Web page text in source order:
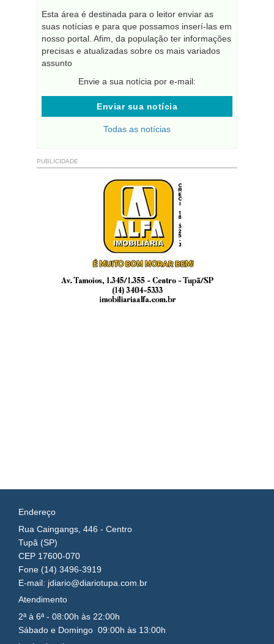
Esta área é destinada para o leitor enviar as
suas notícias e para que possamos inserí-las em
nosso portal. Afim, da população ter informações
precisas e atualizadas sobre os mais variados
assunto
Envie a sua notícia por e-mail:
Enviar sua notícia
Todas as notícias
PUBLICIDADE
Endereço
Rua Caingangs, 446 - Centro
Tupã (SP)
CEP 17600-070
Fone (14) 3496-3919
E-mail: jdiario@diariotupa.com.br
Atendimento
2ª à 6ª - 08:00h às 22:00h
Sábado e Domingo 09:00h às 13:00h